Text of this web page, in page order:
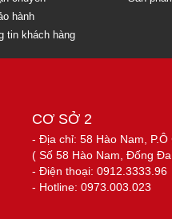
hành
tin khách hàng
CƠ SỞ 2
- Địa chỉ: 58 Hào Nam, P.Ô
( Số 58 Hào Nam, Đống
- Điện thoại: 0912.3333.96
- Hotline: 0973.003.023